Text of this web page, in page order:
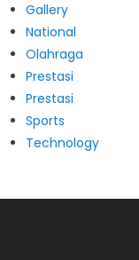
Gallery
National
Olahraga
Prestasi
Prestasi
Sports
Technology